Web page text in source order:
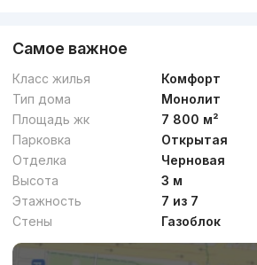
Самое важное
Класс жилья
Комфорт
Тип дома
Монолит
Площадь жк
7 800 м²
Парковка
Открытая
Отделка
Черновая
Высота
3 м
Этажность
7 из 7
Стены
Газоблок